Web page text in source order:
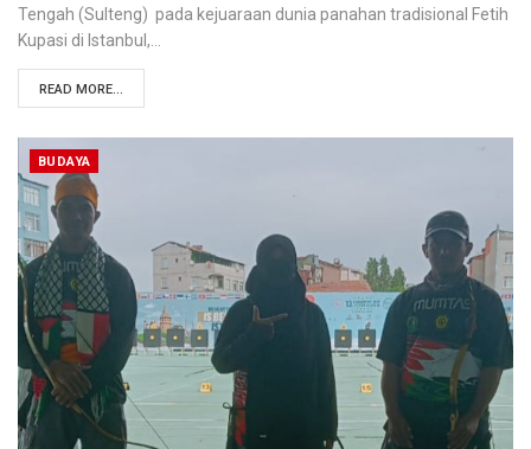
Tengah (Sulteng) pada kejuaraan dunia panahan tradisional Fetih
Kupasi di Istanbul,…
READ MORE...
BUDAYA